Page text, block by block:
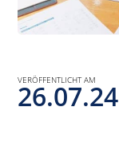
VERÖFFENTLICHT AM
26.07.24